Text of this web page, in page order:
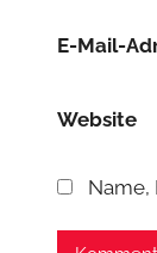
E-Mail-
Website
Name,